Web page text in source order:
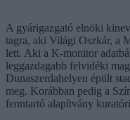
A gyárigazgató elnöki
tagra, aki Világi Oszkár, a
lett. Aki a K-monitor
leggazdagabb felvidéki
Dunaszerdahelyen épült
meg. Korábban pedig a
fenntartó alapítvány